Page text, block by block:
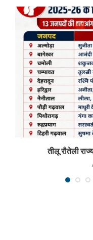
तीलू रौतेली